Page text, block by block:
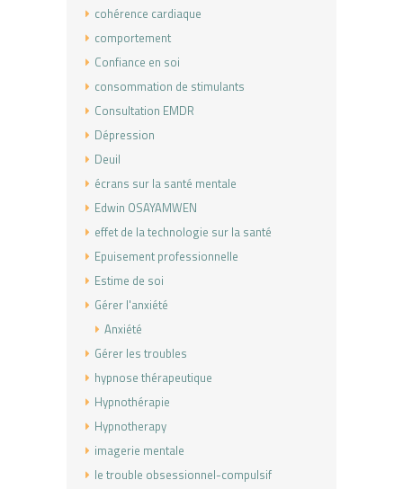
cohérence cardiaque
comportement
Confiance en soi
consommation de stimulants
Consultation EMDR
Dépression
Deuil
écrans sur la santé mentale
Edwin OSAYAMWEN
effet de la technologie sur la santé
Epuisement professionnelle
Estime de soi
Gérer l'anxiété
Anxiété
Gérer les troubles
hypnose thérapeutique
Hypnothérapie
Hypnotherapy
imagerie mentale
le trouble obsessionnel-compulsif